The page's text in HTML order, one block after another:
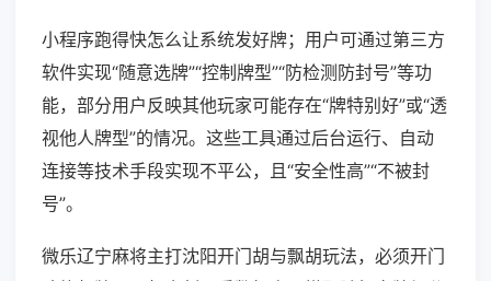
小程序跑得快怎么让系统发好牌；用户可通过第三方
软件实现“随意选牌”“控制牌型”“防检测防封号”等功
能，部分用户反映其他玩家可能存在“牌特别好”或“透
视他人牌型”的情况。这些工具通过后台运行、自动
连接等技术手段实现不平公，且“安全性高”“不被封
号”。
微乐辽宁麻将主打沈阳开门胡与飘胡玩法，必须开门